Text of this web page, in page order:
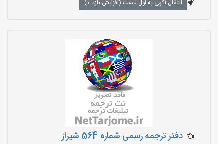
انتقال آگهی به اول لیست (افزایش بازدید)
دفتر ترجمه رسمی شماره 564 شیراز